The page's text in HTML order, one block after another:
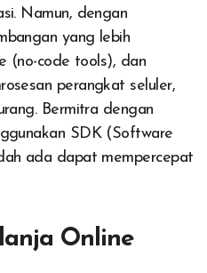
Namun, dengan
yang lebih
(no-code tools), dan
perangkat seluler,
Bermitra dengan
SDK (Software
ada dapat mempercepat
Online